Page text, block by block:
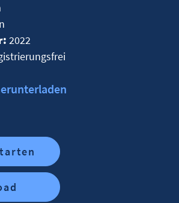
2022